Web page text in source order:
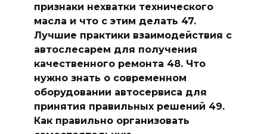
признаки нехватки технического
масла и что с этим делать 47.
Лучшие практики взаимодействия с
автослесарем для получения
качественного ремонта 48. Что
нужно знать о современном
оборудовании автосервиса для
принятия правильных решений 49.
Как правильно организовать